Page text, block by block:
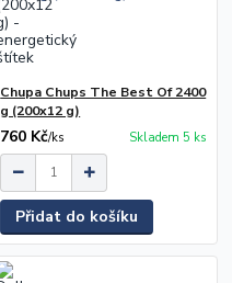
Chupa Chups The Best Of 2400
g (200x12 g)
760 Kč/ks Skladem 5 ks
Přidat do košíku